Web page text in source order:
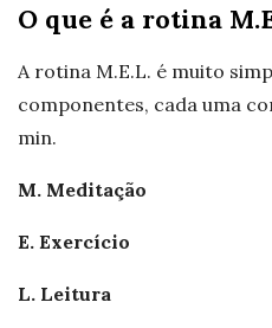
O que é a rotina
A rotina M.E.L. é muito
componentes, cada uma
min.
M. Meditação
E. Exercício
L. Leitura